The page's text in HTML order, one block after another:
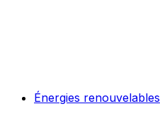
Énergies renouvelables